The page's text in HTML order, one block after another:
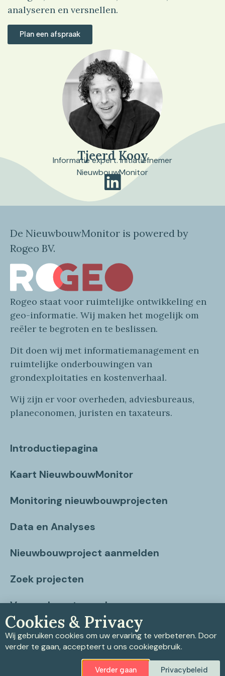
analyseren en versnellen.
Plan een afspraak
Tjeerd Kooy
Informatie expert. Initiatiefnemer
NieuwbouwMonitor
De NieuwbouwMonitor is powered by
Rogeo BV.
Rogeo staat voor ruimtelijke ontwikkeling en
geo-informatie. Wij maken het mogelijk om
reëler te begroten en te beslissen.
Dit doen wij met informatiemanagement en
ruimtelijke onderbouwingen van
grondexploitaties en kostenverhaal.
Wij zijn er voor overheden, adviesbureaus,
planeconomen, juristen en taxateurs.
Introductiepagina
Kaart NieuwbouwMonitor
Monitoring nieuwbouwprojecten
Data en Analyses
Nieuwbouwproject aanmelden
Zoek projecten
Vragen beantwoord
Contact
Cookies & Privacy
Wij gebruiken cookies om uw ervaring te verbeteren. Door
verder te gaan, accepteert u ons cookiegebruik.
Verder gaan Privacybeleid